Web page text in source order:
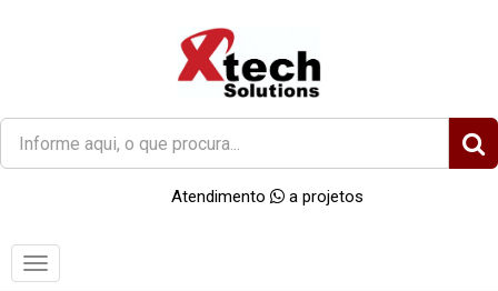
O
que
você
Atendimento a projetos
Menu